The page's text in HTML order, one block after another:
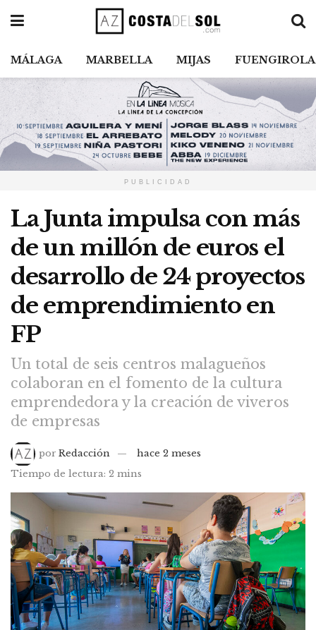
MÁLAGA MARBELLA MIJAS FUENGIROLA
PUBLICIDAD
La Junta impulsa con más
de un millón de euros el
desarrollo de 24 proyectos
de emprendimiento en
FP
Un total de seis centros malagueños
colaboran en el fomento de la cultura
emprendedora y la creación de viveros
de empresas
por Redacción
hace 2 meses
Tiempo de lectura: 2 mins